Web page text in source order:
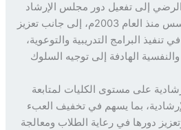
تفعيل دور مجلس الإرشاد
والتوجيه بالجامعة، الذي تأسس منذ العام 2003م، إلى جانب تعزيز
البرامج التدريبية والتوعوية،
الهادفة إلى توجيه السلوك
مستوى الكليات لمتابعة
بما يسهم في تخفيف العبء
في رعاية الطلاب ومعالجة